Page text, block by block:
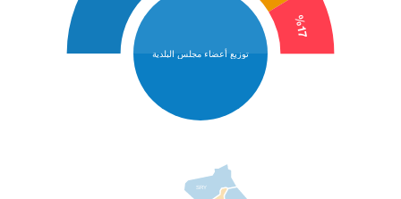
%17
توزيع أعضاء مجلس البلدية
SRY